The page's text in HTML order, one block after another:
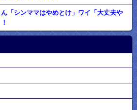
「シンママはやめとけ」ワイ「大丈夫や